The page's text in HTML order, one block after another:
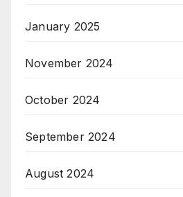
January 2025
November 2024
October 2024
September 2024
August 2024